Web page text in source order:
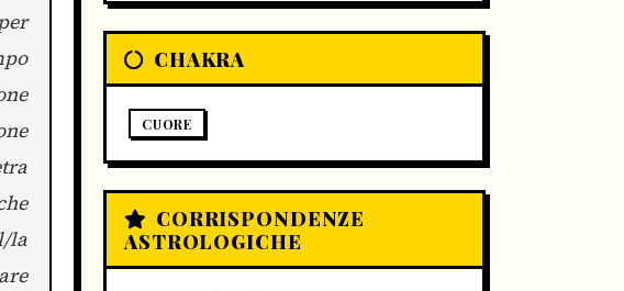
la
CHAKRA
CUORE
CORRISPONDENZE
ASTROLOGICHE